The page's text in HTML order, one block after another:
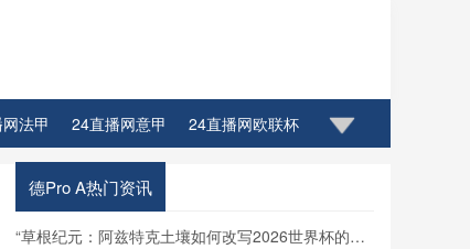
法甲 24直播网意甲 24直播网欧联杯
德Pro A热门资讯
“草根纪元：阿兹特克土壤如何改写2026世界杯的生